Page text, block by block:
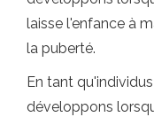
laisse l'enfance à
la puberté.
En tant
développons